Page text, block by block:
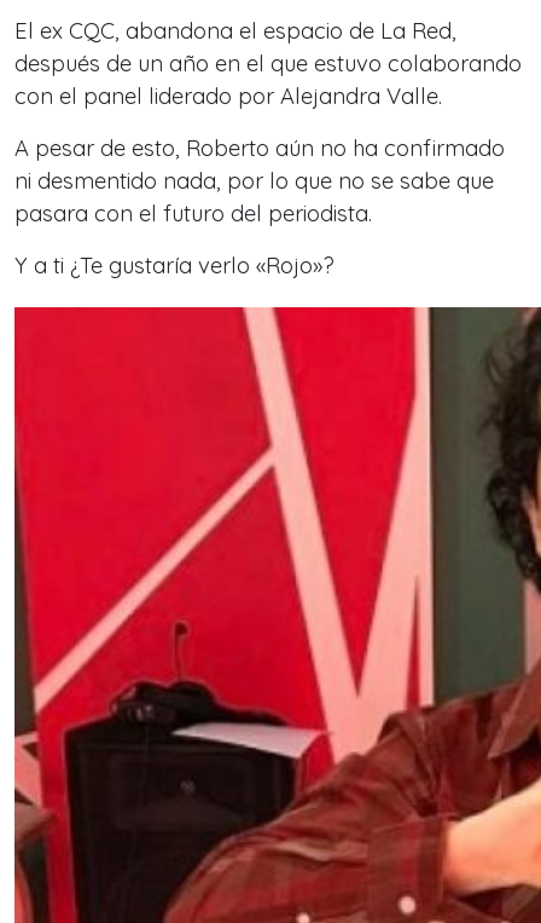
El ex CQC, abandona el espacio de La Red,
después de un año en el que estuvo colaborando
con el panel liderado por Alejandra Valle.
A pesar de esto, Roberto aún no ha confirmado
ni desmentido nada, por lo que no se sabe que
pasara con el futuro del periodista.
Y a ti ¿Te gustaría verlo «Rojo»?